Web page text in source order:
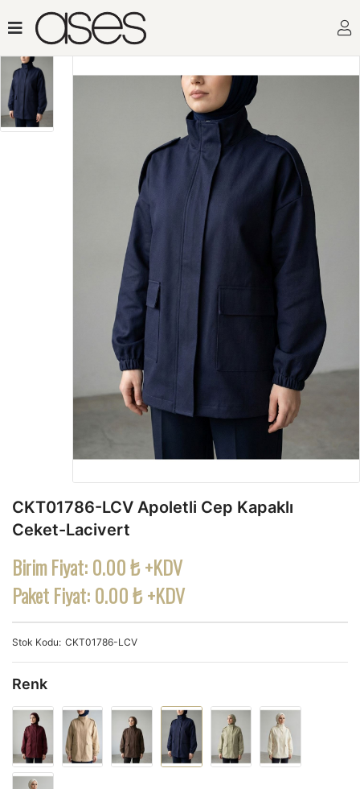
CKT01786-LCV Apoletli Cep Kapaklı
Ceket-Lacivert
Birim Fiyat:0.00 ₺ +KDV
Paket Fiyat:0.00 ₺ +KDV
Stok Kodu CKT01786-LCV
Renk